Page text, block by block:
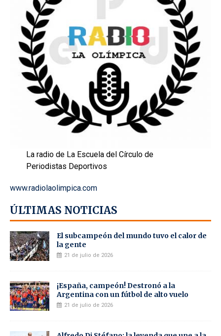
La radio de La Escuela del Círculo de
Periodistas Deportivos
www.radiolaolimpica.com
ÚLTIMAS NOTICIAS
El subcampeón del mundo tuvo el calor de
la gente
21 de julio de 2026
¡España, campeón! Destronó a la
Argentina con un fútbol de alto vuelo
21 de julio de 2026